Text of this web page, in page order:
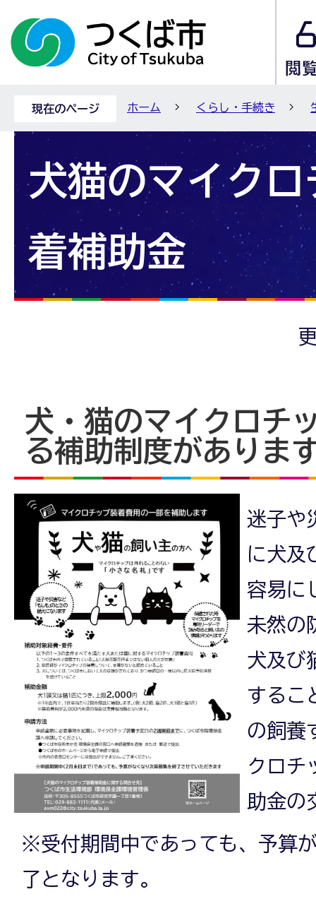
現在のページ ホーム くらし・手続き
犬猫のマイクロ
着補助金
犬・猫のマイクロチ
る補助制度がありま
迷子や
に犬及
容易に
未然の
犬及び
するこ
の飼養
クロチ
助金の
※受付期間中であっても、予算
了となります。